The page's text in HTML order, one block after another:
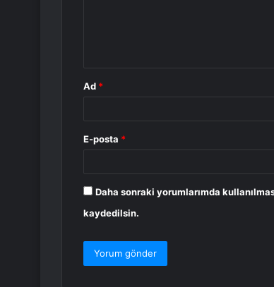
Ad *
E-posta *
Daha sonraki yorumlarımda
kaydedilsin.